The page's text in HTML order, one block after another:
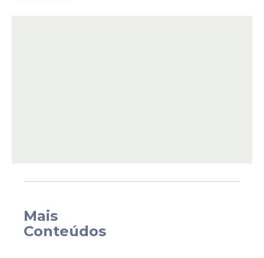
O projeto também mantém o mesmo valor
Mais
Conteúdos